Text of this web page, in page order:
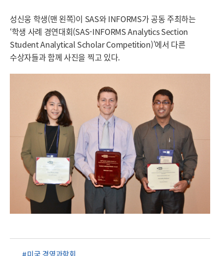
성신웅 학생(맨 왼쪽)이 SAS와 INFORMS가 공동 주최하는
‘학생 사례 경연대회(SAS-INFORMS Analytics Section
Student Analytical Scholar Competition)’에서 다른
수상자들과 함께 사진을 찍고 있다.
미국 경영과학회